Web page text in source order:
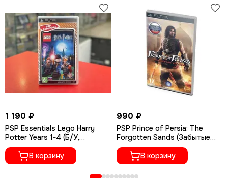
1 190 ₽
PSP Essentials Lego Harry
Potter Years 1-4 (Б/У,
Английская версия, ULES-
01351) В корзину
990 ₽
PSP Prince of Persia: The
Forgotten Sands (Забытые
пески) (Б/У, Полностью на
русском языке, ULES-01438)
В корзину